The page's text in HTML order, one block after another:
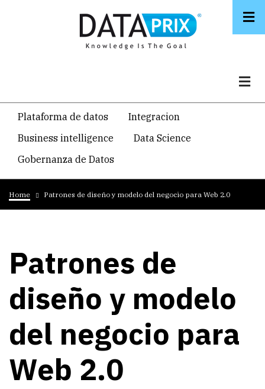
Navegacion
temática
principal
Plataforma de datos
Integracion
Business intelligence
Data Science
Gobernanza de Datos
Breadcrumb
Home Patrones de diseño y modelo del negocio para Web 2.0
Patrones de
diseño y modelo
del negocio para
Web 2.0